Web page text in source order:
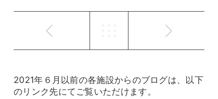
2021年６月以前の各施設からのブログは、以下
のリンク先にてご覧いただけます。